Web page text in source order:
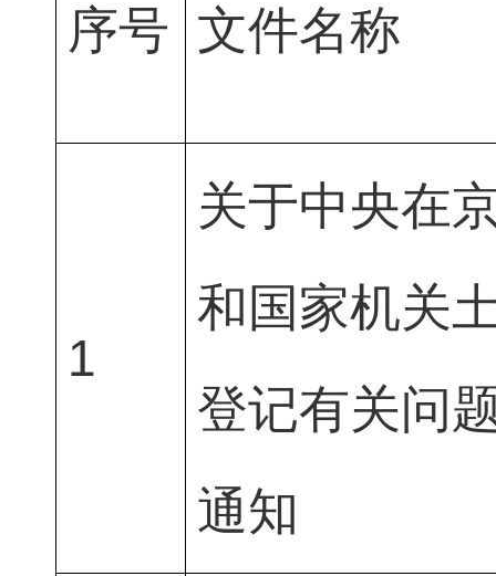
序号 文件名称
1
关于中央在
和国家机关
登记有关问
通知